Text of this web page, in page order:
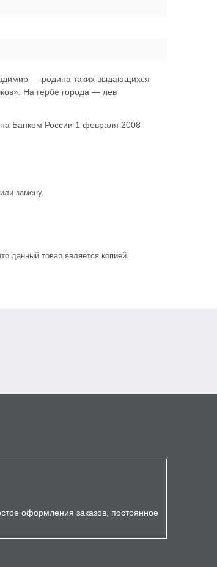
— родина таких выдающихся
На гербе города — лев
Банком России 1 февраля 2008
замену.
данный товар является копией.
оформления заказов, постоянное